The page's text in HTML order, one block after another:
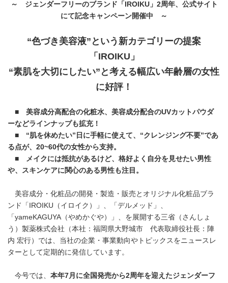
～ ジェンダーフリーのブランド「 IROIKU」 2周年、公式サイト
にて記念キャンペーン開催中 ～
“色づき美容液”という新カテゴリーの提案
「 IROIKU 」
“素肌を大切にしたい”と考える幅広い年齢層の女性
に好評！
■ 美容成分高配合の化粧水、美容成分配合のUVカットパウダ
ーなどラインナップも拡充！
■ “肌を休めたい”日に手軽に使えて、“クレンジング不要”であ
る点が、 20~60代の女性から支持。
■ メイクには抵抗があるけど、格好よく自分を見せたい男性
や、スキンケアに関心のある男性も注目。
美容成分・化粧品の開発・製造・販売とオリジナル化粧品ブラ
ンド「IROIKU（イロイク）」、「デルメッド」、
「yameKAGUYA（やめかぐや）」、を展開する三省（さんしょ
う）製薬株式会社（本社：福岡県大野城市 代表取締役社長：陣
内 宏行）では、当社の企業・事業動向やトピックスをニュースレ
ターとして定期的に発信しています。
今号では、 本年7月に全国発売から2周年を迎えたジェンダーフ